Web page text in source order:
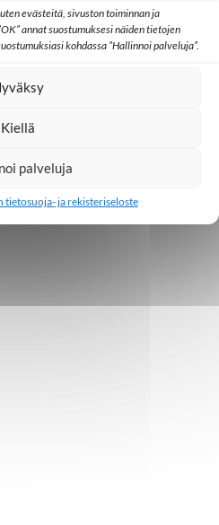
evästeitä, sivuston toiminnan ja
annat suostumuksesi näiden tietojen
kohdassa ”Hallinnoi palveluja”.
Kiellä
palveluja
tietosuoja- ja rekisteriseloste